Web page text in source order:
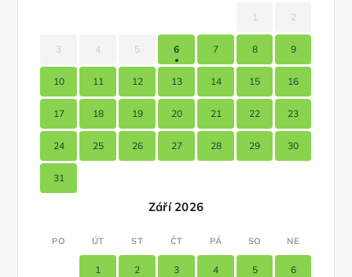
1 2
3 4 5 6 7 8 9
10 11 12 13 14 15 16
17 18 19 20 21 22 23
24 25 26 27 28 29 30
31
Září 2026
PO ÚT ST ČT PÁ SO NE
1 2 3 4 5 6